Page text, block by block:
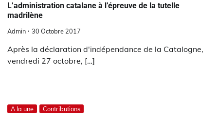
L’administration catalane à l’épreuve de la tutelle
madrilène
Admin 30 Octobre 2017
Après la déclaration d'indépendance de la Catalogne,
vendredi 27 octobre, […]
A la une Contributions